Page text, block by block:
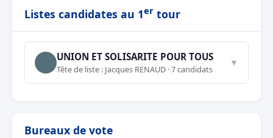
Listes candidates au 1er tour
UNION ET SOLISARITE POUR TOUS
Tête de liste : Jacques RENAUD · 7 candidats
▼
Bureaux de vote